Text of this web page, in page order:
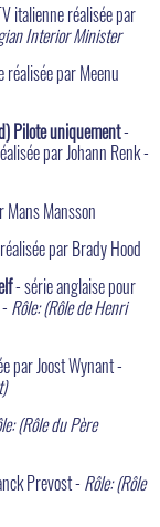
italienne réalisée par
Interior Minister
par Meenu
Pilote uniquement-
par Johann Renk -
Mansson
par Brady Hood
- série anglaise pour
Rôle: (Rôle de Henri
par Joost Wynant -
(Rôle du Père
Prevost - Rôle: (Rôle